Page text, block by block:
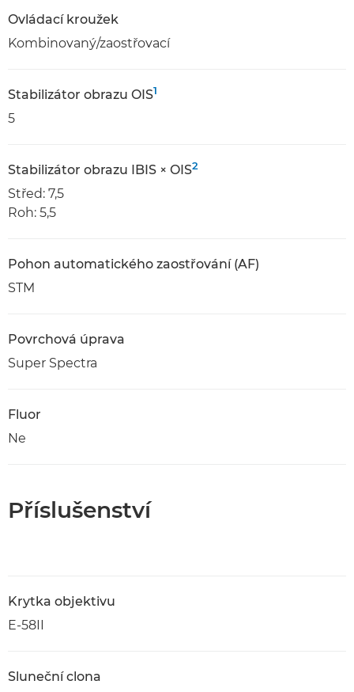
Ovládací kroužek
Kombinovaný/zaostřovací
Stabilizátor obrazu OIS1
5
Stabilizátor obrazu IBIS × OIS2
Střed: 7,5
Roh: 5,5
Pohon automatického zaostřování (AF)
STM
Povrchová úprava
Super Spectra
Fluor
Ne
Příslušenství
Krytka objektivu
E-58II
Sluneční clona